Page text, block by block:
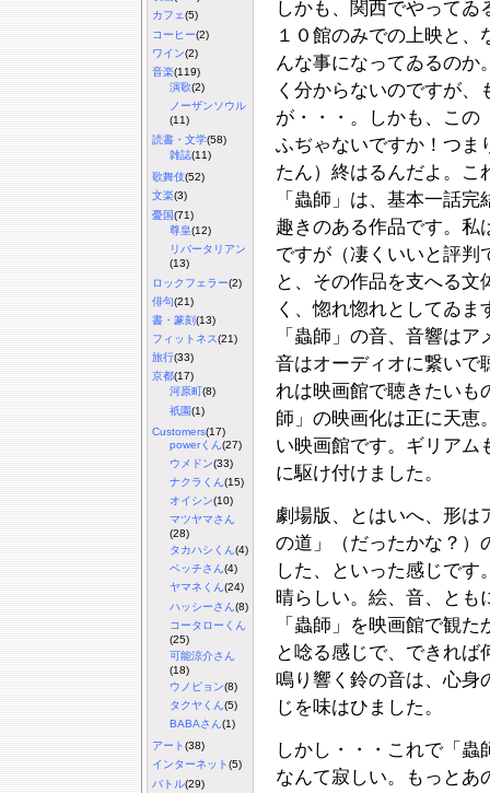
カフェ(5)
コーヒー(2)
ワイン(2)
音楽(119)
演歌(2)
ノーザンソウル
(11)
読書・文学(58)
雑誌(11)
歌舞伎(52)
文楽(3)
憂国(71)
尊皇(12)
リバータリアン
(13)
ロックフェラー(2)
俳句(21)
書・篆刻(13)
フィットネス(21)
旅行(33)
京都(17)
河原町 (8)
祇園(1)
Customers(17)
powerくん (27)
ウメドン(33)
ナクラくん (15)
オイシン(10)
マツヤマさん
(28)
タカハシくん(4)
ベッチさん(4)
ヤマネくん(24)
ハッシーさん (8)
コータローくん
(25)
可能涼介さん
(18)
ウノピョン(8)
タクヤくん (5)
BABAさん (1)
アート(38)
インターネット(5)
バトル(29)
しかも、関西でやって
１０館のみでの上映と
んな事になってゐるのか
く分からないのですが
が・・・。しかも、この
ふぢゃないですか！つま
たん）終はるんだよ。こ
「蟲師」は、基本一話
趣きのある作品です。私
ですが（凄くいいと評判
と、その作品を支へる
く、惚れ惚れとしてゐ
「蟲師」の音、音響は
音はオーディオに繋いで
れは映画館で聴きたいも
師」の映画化は正に天恵
い映画館です。ギリアム
に駆け付けました。
劇場版、とはいへ、形は
の道」（だったかな？）
した、といった感じで
晴らしい。絵、音、とも
「蟲師」を映画館で観
と唸る感じで、できれ
鳴り響く鈴の音は、心身
じを味はひました。
しかし・・・これで「
なんて寂しい。もっとあ